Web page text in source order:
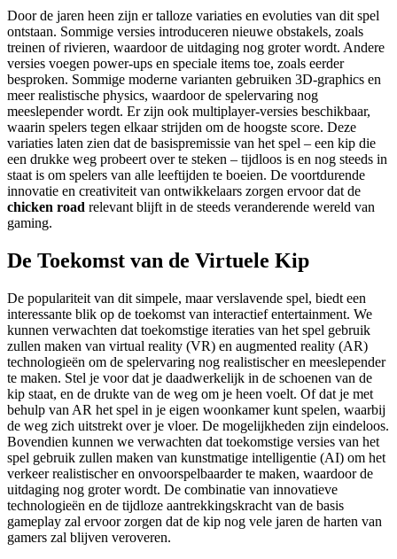
Door de jaren heen zijn er talloze variaties en evoluties van dit spel
ontstaan. Sommige versies introduceren nieuwe obstakels, zoals
treinen of rivieren, waardoor de uitdaging nog groter wordt. Andere
versies voegen power-ups en speciale items toe, zoals eerder
besproken. Sommige moderne varianten gebruiken 3D-graphics en
meer realistische physics, waardoor de spelervaring nog
meeslepender wordt. Er zijn ook multiplayer-versies beschikbaar,
waarin spelers tegen elkaar strijden om de hoogste score. Deze
variaties laten zien dat de basispremissie van het spel – een kip die
een drukke weg probeert over te steken – tijdloos is en nog steeds in
staat is om spelers van alle leeftijden te boeien. De voortdurende
innovatie en creativiteit van ontwikkelaars zorgen ervoor dat de
chicken road relevant blijft in de steeds veranderende wereld van
gaming.
De Toekomst van de Virtuele Kip
De populariteit van dit simpele, maar verslavende spel, biedt een
interessante blik op de toekomst van interactief entertainment. We
kunnen verwachten dat toekomstige iteraties van het spel gebruik
zullen maken van virtual reality (VR) en augmented reality (AR)
technologieën om de spelervaring nog realistischer en meeslepender
te maken. Stel je voor dat je daadwerkelijk in de schoenen van de
kip staat, en de drukte van de weg om je heen voelt. Of dat je met
behulp van AR het spel in je eigen woonkamer kunt spelen, waarbij
de weg zich uitstrekt over je vloer. De mogelijkheden zijn eindeloos.
Bovendien kunnen we verwachten dat toekomstige versies van het
spel gebruik zullen maken van kunstmatige intelligentie (AI) om het
verkeer realistischer en onvoorspelbaarder te maken, waardoor de
uitdaging nog groter wordt. De combinatie van innovatieve
technologieën en de tijdloze aantrekkingskracht van de basis
gameplay zal ervoor zorgen dat de kip nog vele jaren de harten van
gamers zal blijven veroveren.